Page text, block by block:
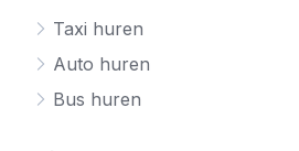
Taxi huren
Auto huren
Bus huren